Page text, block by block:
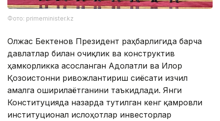
Фото: primeminister.kz
Олжас Бектенов Президент раҳбарлигида барча
давлатлар билан очиқлик ва конструктив
ҳамкорликка асосланган Адолатли ва Илғор
Қозоғистонни ривожлантириш сиёсати изчил
амалга оширилаётганини таъкидлади. Янги
Конституцияда назарда тутилган кенг қамровли
институционал ислоҳотлар инвесторлар